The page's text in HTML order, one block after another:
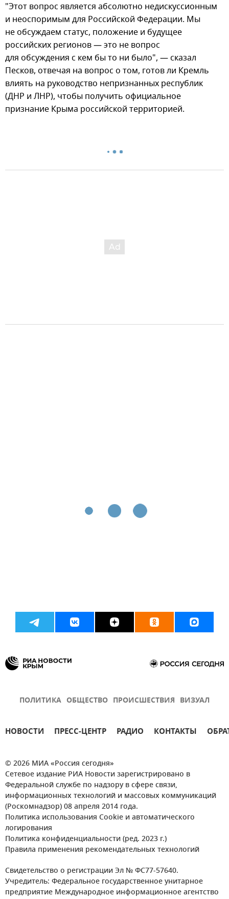
"Этот вопрос является абсолютно недискуссионным
и неоспоримым для Российской Федерации. Мы
не обсуждаем статус, положение и будущее
российских регионов — это не вопрос
для обсуждения с кем бы то ни было", — сказал
Песков, отвечая на вопрос о том, готов ли Кремль
влиять на руководство непризнанных республик
(ДНР и ЛНР), чтобы получить официальное
признание Крыма российской территорией.
ПОЛИТИКА ОБЩЕСТВО ПРОИСШЕСТВИЯ ВИЗУАЛ
НОВОСТИ ПРЕСС-ЦЕНТР РАДИО КОНТАКТЫ
© 2026 МИА «Россия сегодня»
Сетевое издание РИА Новости зарегистрировано в
Федеральной службе по надзору в сфере связи,
информационных технологий и массовых коммуникаций
(Роскомнадзор) 08 апреля 2014 года.
Политика использования Cookie и автоматического
логирования
Политика конфиденциальности (ред. 2023 г.)
Правила применения рекомендательных технологий
Свидетельство о регистрации Эл № ФС77-57640.
Учредитель: Федеральное государственное унитарное
предприятие Международное информационное агентство